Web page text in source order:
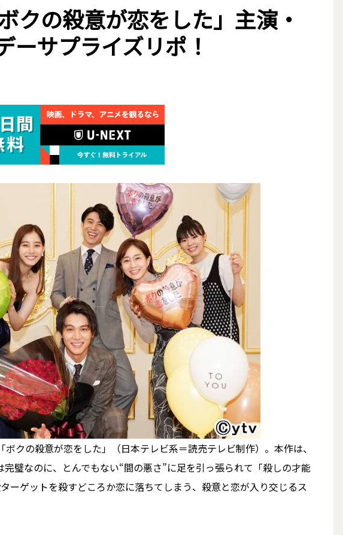
クの殺意が恋をした」主演・
ーサプライズリポ！
クの殺意が恋をした」（日本テレビ系＝読売テレビ制作）。本作は、
璧なのに、とんでもない“間の悪さ”に足を引っ張られて「殺しの才能
ーゲットを殺すどころか恋に落ちてしまう、殺意と恋が入り交じるス